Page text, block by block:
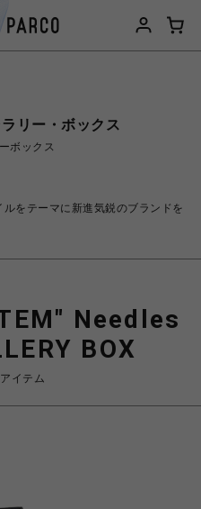
リー・ボックス
ボックス
をテーマに新進気鋭のブランドを
Needles
BOX
イテム